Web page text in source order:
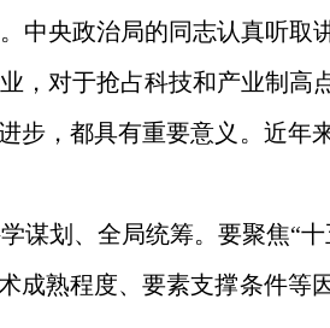
央政治局的同志认真听取
，对于抢占科技和产业制
，都具有重要意义。近年
谋划、全局统筹。要聚焦“
熟程度、要素支撑条件等